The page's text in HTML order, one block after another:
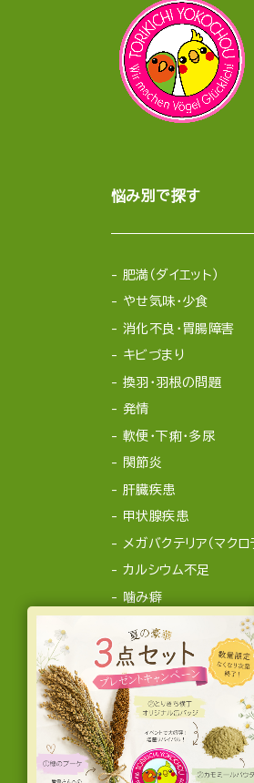
悩み別で探す
肥満（ダイエット）
やせ気味・少食
消化不良・胃腸障害
キビづまり
換羽・羽根の問題
発情
軟便・下痢・多尿
関節炎
肝臓疾患
甲状腺疾患
メガバクテリア（マクロ
カルシウム不足
噛み癖